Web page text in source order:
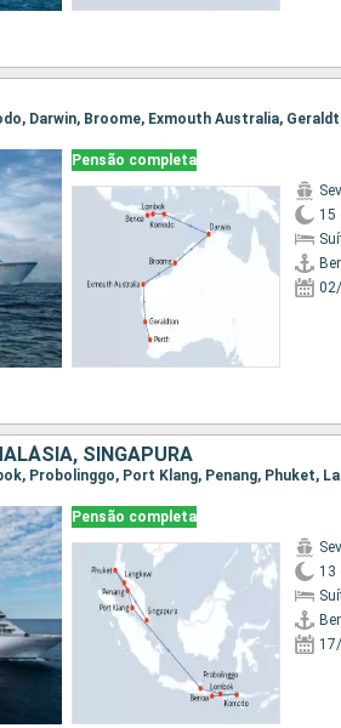
Darwin, Broome, Exmouth Australia,
Pensão completa
15
SINGAPURA
Pensão completa
13